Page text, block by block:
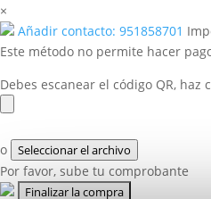
×
Añadir contacto: 951858701
Este método no permite hacer
Debes escanear el código QR,
o Seleccionar el archivo
Por favor, sube tu comprobante